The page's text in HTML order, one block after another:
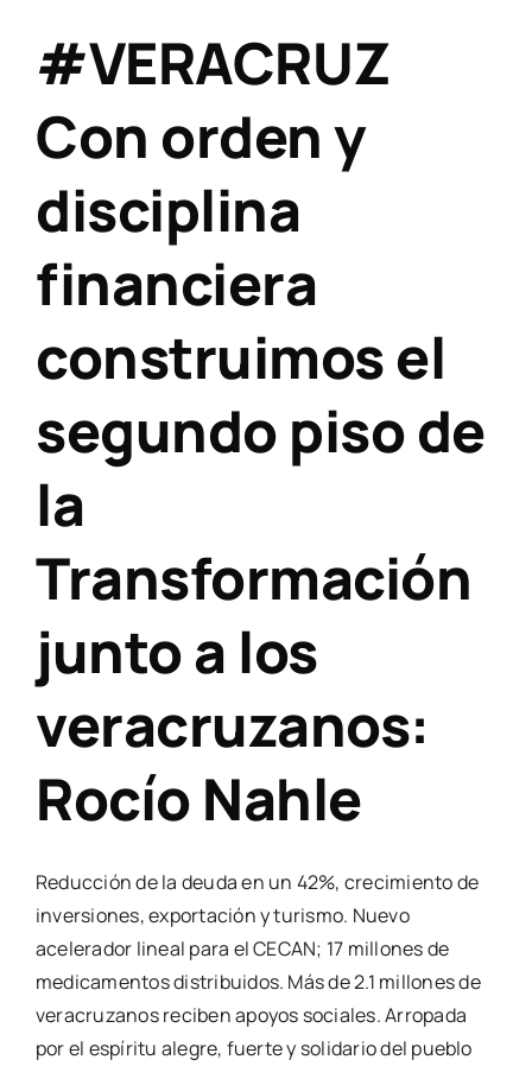
#VERACRUZ
Con orden y
disciplina
financiera
construimos el
segundo piso de
la
Transformación
junto a los
veracruzanos:
Rocío Nahle
Reducción de la deuda en un 42%, crecimiento de
inversiones, exportación y turismo. Nuevo
acelerador lineal para el CECAN; 17 millones de
medicamentos distribuidos. Más de 2.1 millones de
veracruzanos reciben apoyos sociales. Arropada
por el espíritu alegre, fuerte y solidario del pueblo